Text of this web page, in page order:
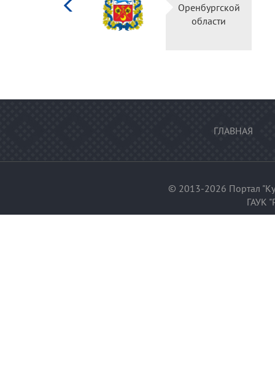
Российской
Оренбургской
области
ГЛАВНАЯ
© 2013-2026 Портал
ГАУК